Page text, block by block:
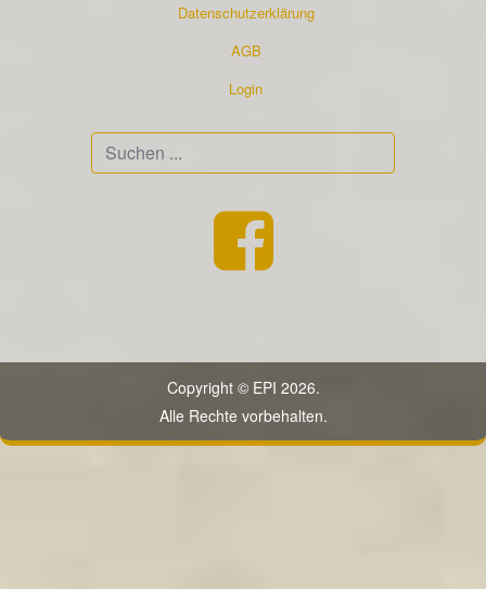
Datenschutzerklärung
AGB
Login
Copyright © EPI 2026.
Alle Rechte vorbehalten.